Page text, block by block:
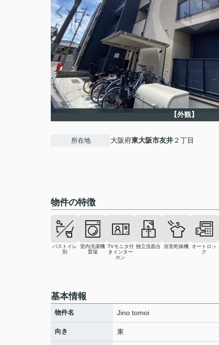
【外観】
所在地 大阪府東大阪市友井２丁目
物件の特徴
バストイレ
別
室内洗濯機
置場
TVモニタ付
きインター
ホン
独立洗面台 浴室乾燥機
オートロッ
ク
基本情報
物件名 Jino tomoi
向き 東